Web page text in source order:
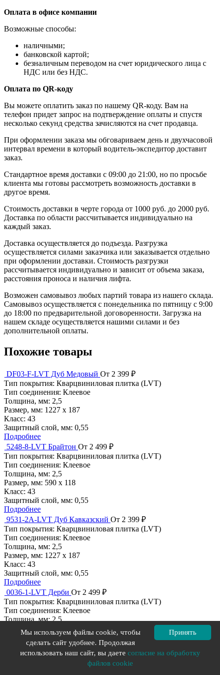
Оплата в офисе компании
Возможные способы:
наличными;
банковской картой;
безналичным переводом на счет юридического лица с
НДС или без НДС.
Оплата по QR-коду
Вы можете оплатить заказ по нашему QR-коду. Вам на
телефон придет запрос на подтверждение оплаты и спустя
несколько секунд средства зачисляются на счет продавца.
При оформлении заказа мы обговариваем день и двухчасовой
интервал времени в который водитель-экспедитор доставит
заказ.
Стандартное время доставки с 09:00 до 21:00, но по просьбе
клиента мы готовы рассмотреть возможность доставки в
другое время.
Стоимость доставки в черте города от 1000 руб. до 2000 руб.
Доставка по области рассчитывается индивидуально на
каждый заказ.
Доставка осуществляется до подъезда. Разгрузка
осуществляется силами заказчика или заказывается отдельно
при оформлении доставки. Стоимость разгрузки
рассчитывается индивидуально и зависит от объема заказа,
расстояния проноса и наличия лифта.
Возможен самовывоз любых партий товара из нашего склада.
Самовывоз осуществляется с понедельника по пятницу с 9:00
до 18:00 по предварительной договоренности. Загрузка на
нашем складе осуществляется нашими силами и без
дополнительной оплаты.
Похожие товары
DF03-F-LVT Дуб Медовый От 2 399 ₽
Тип покрытия: Кварцвиниловая плитка (LVT)
Тип соединения: Клеевое
Толщина, мм: 2,5
Размер, мм: 1227 х 187
Класс: 43
Защитный слой, мм: 0,55
Подробнее
5248-8-LVT Брайтон От 2 499 ₽
Тип покрытия: Кварцвиниловая плитка (LVT)
Тип соединения: Клеевое
Толщина, мм: 2,5
Размер, мм: 590 х 118
Класс: 43
Защитный слой, мм: 0,55
Подробнее
9531-2A-LVT Дуб Кавказский От 2 399 ₽
Тип покрытия: Кварцвиниловая плитка (LVT)
Тип соединения: Клеевое
Толщина, мм: 2,5
Размер, мм: 1227 х 187
Класс: 43
Защитный слой, мм: 0,55
Подробнее
0036-1-LVT Дерби От 2 499 ₽
Тип покрытия: Кварцвиниловая плитка (LVT)
Тип соединения: Клеевое
Толщина, мм: 2,5
Размер, мм:
590 х 118
Класс: 43
Защитный слой, мм: 0,55
Подробнее
От 2 857 ₽
Принять
Мы используем файлы cookie, чтобы
сделать сайт удобнее. Продолжая
использовать наш сайт, вы даете согласие на обработку
файлов cookie